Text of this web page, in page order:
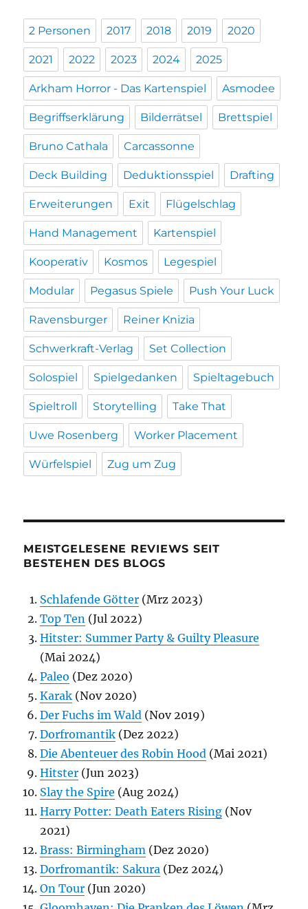
2 Personen 2017 2018 2019 2020
2021 2022 2023 2024 2025
Arkham Horror - Das Kartenspiel Asmodee
Begriffserklärung Bilderrätsel Brettspiel
Bruno Cathala Carcassonne
Deck Building Deduktionsspiel Drafting
Erweiterungen Exit Flügelschlag
Hand Management Kartenspiel
Kooperativ Kosmos Legespiel
Modular Pegasus Spiele Push Your Luck
Ravensburger Reiner Knizia
Schwerkraft-Verlag Set Collection
Solospiel Spielgedanken Spieltagebuch
Spieltroll Storytelling Take That
Uwe Rosenberg Worker Placement
Würfelspiel Zug um Zug
MEISTGELESENE REVIEWS SEIT
BESTEHEN DES BLOGS
Schlafende Götter (Mrz 2023)
Top Ten (Jul 2022)
Hitster: Summer Party & Guilty Pleasure
(Mai 2024)
Paleo (Dez 2020)
Karak (Nov 2020)
Der Fuchs im Wald (Nov 2019)
Dorfromantik (Dez 2022)
Die Abenteuer des Robin Hood (Mai 2021)
Hitster (Jun 2023)
Slay the Spire (Aug 2024)
Harry Potter: Death Eaters Rising (Nov
2021)
Brass: Birmingham (Dez 2020)
Dorfromantik: Sakura (Dez 2024)
On Tour (Jun 2020)